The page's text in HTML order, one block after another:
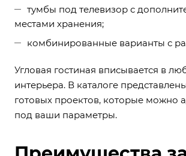
тумбы под телевизор с
местами хранения;
комбинированные варианты с
Угловая гостиная вписывается в
интерьера. В каталоге
готовых проектов, которые можно
под ваши параметры.